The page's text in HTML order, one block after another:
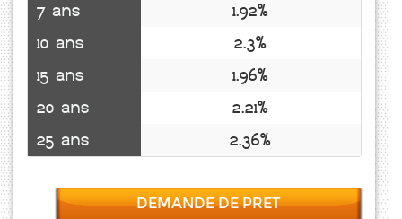
7 ans
1.92%
10 ans
2.3%
15 ans
1.96%
20 ans
2.21%
25 ans
2.36%
DEMANDE DE PRET